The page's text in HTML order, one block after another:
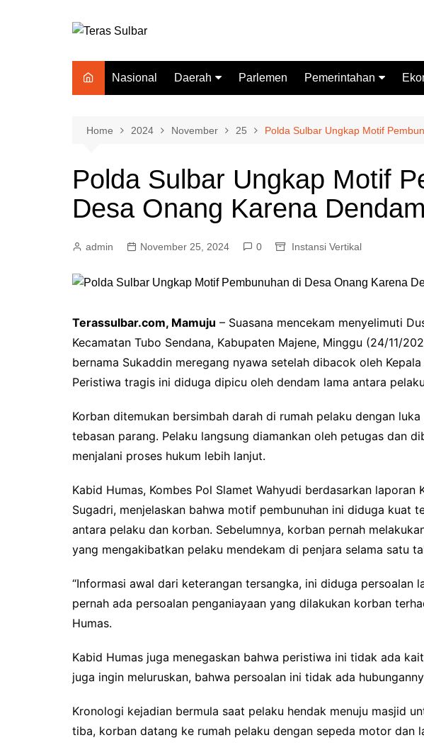
Nasional Daerah
Polewali Mandar
Majene
Mamasa
Pasangkayu
Parlemen Pemerintahan
Instansi Vertikal
Home 2024 November 25 Polda Sulbar Ungkap Motif
Polda Sulbar Ungkap Motif
Desa Onang Karena
admin November 25, 2024 0 Instansi Vertikal
Terassulbar.com, Mamuju – Suasana mencekam menyelimuti
Kecamatan Tubo Sendana, Kabupaten Majene, Minggu (24/11/
bernama Sukaddin meregang nyawa setelah dibacok oleh
Peristiwa tragis ini diduga dipicu oleh dendam lama antara
Korban ditemukan bersimbah darah di rumah pelaku dengan
tebasan parang. Pelaku langsung diamankan oleh petugas dan
menjalani proses hukum lebih lanjut.
Kabid Humas, Kombes Pol Slamet Wahyudi berdasarkan laporan
Sugadri, menjelaskan bahwa motif pembunuhan ini diduga kuat
antara pelaku dan korban. Sebelumnya, korban pernah
yang mengakibatkan pelaku mendekam di penjara selama satu
“Informasi awal dari keterangan tersangka, ini diduga persoalan
pernah ada persoalan penganiayaan yang dilakukan korban
Humas.
Kabid Humas juga menegaskan bahwa peristiwa ini tidak ada
juga ingin meluruskan, bahwa persoalan ini tidak ada
Kronologi kejadian bermula saat pelaku hendak menuju masjid
tiba, korban datang ke rumah pelaku dengan sepeda motor dan